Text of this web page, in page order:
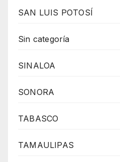
SAN LUIS POTOSÍ
Sin categoría
SINALOA
SONORA
TABASCO
TAMAULIPAS